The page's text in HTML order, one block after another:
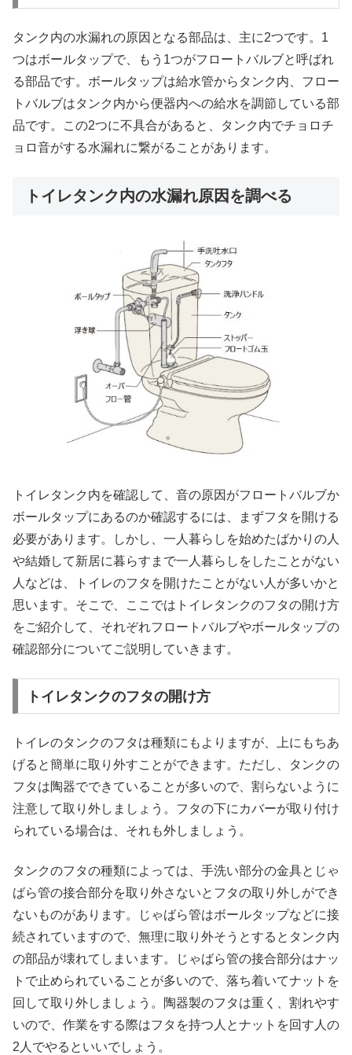
タンク内の水漏れの原因となる部品は、主に2つです。1
つはボールタップで、もう1つがフロートバルブと呼ばれ
る部品です。ボールタップは給水管からタンク内、フロー
トバルブはタンク内から便器内への給水を調節している部
品です。この2つに不具合があると、タンク内でチョロチ
ョロ音がする水漏れに繋がることがあります。
トイレタンク内の水漏れ原因を調べる
トイレタンク内を確認して、音の原因がフロートバルブか
ボールタップにあるのか確認するには、まずフタを開ける
必要があります。しかし、一人暮らしを始めたばかりの人
や結婚して新居に暮らすまで一人暮らしをしたことがない
人などは、トイレのフタを開けたことがない人が多いかと
思います。そこで、ここではトイレタンクのフタの開け方
をご紹介して、それぞれフロートバルブやボールタップの
確認部分についてご説明していきます。
トイレタンクのフタの開け方
トイレのタンクのフタは種類にもよりますが、上にもちあ
げると簡単に取り外すことができます。ただし、タンクの
フタは陶器でできていることが多いので、割らないように
注意して取り外しましょう。フタの下にカバーが取り付け
られている場合は、それも外しましょう。
タンクのフタの種類によっては、手洗い部分の金具とじゃ
ばら管の接合部分を取り外さないとフタの取り外しができ
ないものがあります。じゃばら管はボールタップなどに接
続されていますので、無理に取り外そうとするとタンク内
の部品が壊れてしまいます。じゃばら管の接合部分はナッ
トで止められていることが多いので、落ち着いてナットを
回して取り外しましょう。陶器製のフタは重く、割れやす
いので、作業をする際はフタを持つ人とナットを回す人の
2人でやるといいでしょう。